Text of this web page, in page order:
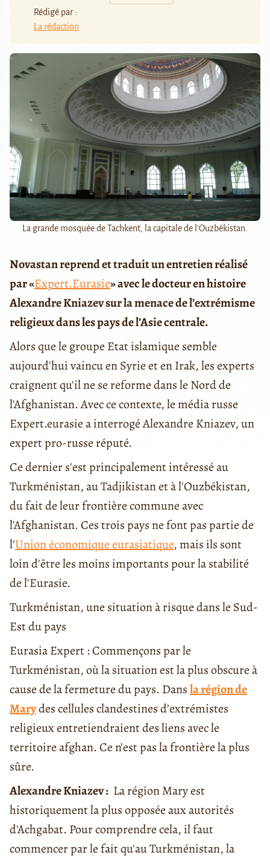
Rédigé par :
La rédaction
La grande mosquée de Tachkent, la capitale de l'Ouzbékistan.
Novastan reprend et traduit un entretien réalisé
par «Expert.Eurasie» avec le docteur en histoire
Alexandre Kniazev sur la menace de l’extrémisme
religieux dans les pays de l’Asie centrale.
Alors que le groupe Etat islamique semble
aujourd'hui vaincu en Syrie et en Irak, les experts
craignent qu'il ne se reforme dans le Nord de
l'Afghanistan. Avec ce contexte, le média russe
Expert.eurasie a interrogé Alexandre Kniazev, un
expert pro-russe réputé.
Ce dernier s'est principalement intéressé au
Turkménistan, au Tadjikistan et à l'Ouzbékistan,
du fait de leur frontière commune avec
l'Afghanistan. Ces trois pays ne font pas partie de
l'Union économique eurasiatique, mais ils sont
loin d'être les moins importants pour la stabilité
de l'Eurasie.
Turkménistan, une situation à risque dans le Sud-
Est du pays
Eurasia Expert : Commençons par le
Turkménistan, où la situation est la plus obscure à
cause de la fermeture du pays. Dansla région de
Marydes cellules clandestines d’extrémistes
religieux entretiendraient des liens avec le
territoire afghan. Ce n’est pas la frontière la plus
sûre.
Alexandre Kniazev : La région Mary est
historiquement la plus opposée aux autorités
d'Achgabat. Pour comprendre cela, il faut
commencer par le fait qu'au Turkménistan, la